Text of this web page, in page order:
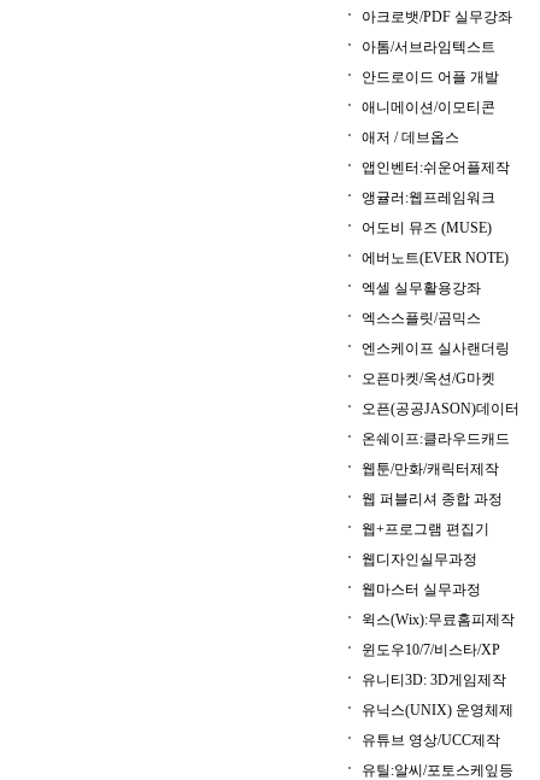
아크로뱃/PDF 실무강좌
아톰/서브라임텍스트
안드로이드 어플 개발
애니메이션/이모티콘
애저 / 데브옵스
앱인벤터:쉬운어플제작
앵귤러:웹프레임워크
어도비 뮤즈 (MUSE)
에버노트(EVER NOTE)
엑셀 실무활용강좌
엑스스플릿/곰믹스
엔스케이프 실사랜더링
오픈마켓/옥션/G마켓
오픈(공공JASON)데이터
온쉐이프:클라우드캐드
웹툰/만화/캐릭터제작
웹 퍼블리셔 종합 과정
웹+프로그램 편집기
웹디자인실무과정
웹마스터 실무과정
윅스(Wix):무료홈피제작
윈도우10/7/비스타/XP
유니티3D: 3D게임제작
유닉스(UNIX) 운영체제
유튜브 영상/UCC제작
유틸:알씨/포토스케잎등